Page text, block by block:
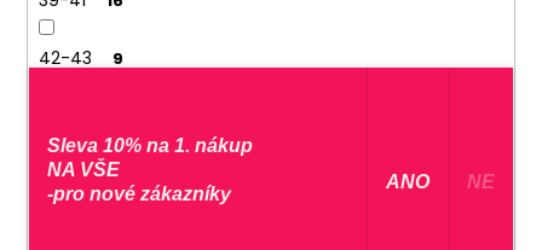
42-43 9
41-43 20
Sleva 10% na 1. nákup
NA VŠE
-pro nové zákazníky
​ ANO ​ NE